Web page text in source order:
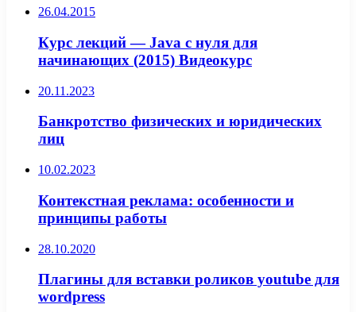
26.04.2015
Курс лекций — Java с нуля для
начинающих (2015) Видеокурс
20.11.2023
Банкротство физических и юридических
лиц
10.02.2023
Контекстная реклама: особенности и
принципы работы
28.10.2020
Плагины для вставки роликов youtube для
wordpress